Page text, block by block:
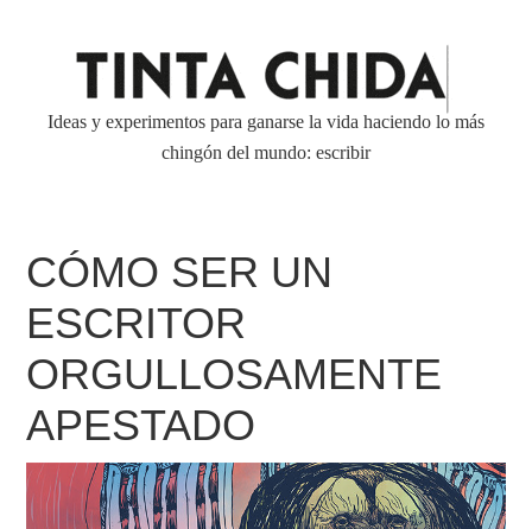
Ideas y experimentos para ganarse la vida haciendo lo más
chingón del mundo: escribir
CÓMO SER UN
ESCRITOR
ORGULLOSAMENTE
APESTADO